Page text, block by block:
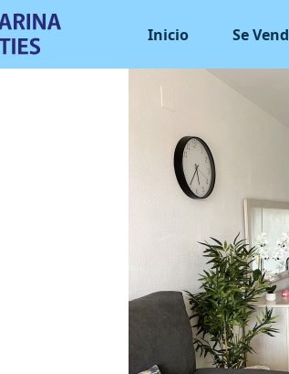
Inicio Se